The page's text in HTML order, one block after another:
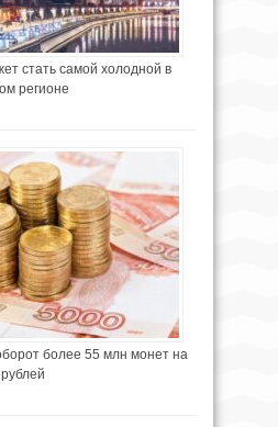
стать самой холодной в
регионе
более 55 млн монет на